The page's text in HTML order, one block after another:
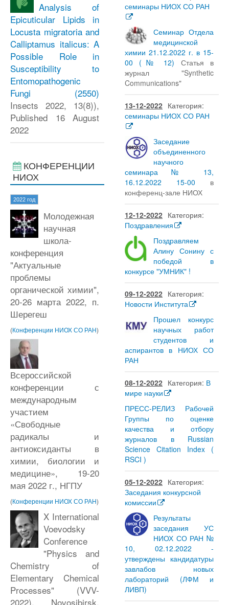
Analysis of
Epicuticular Lipids in
Locusta migratoria and
Calliptamus italicus: A
Possible Role in
Susceptibility to
Entomopathogenic
Fungi (2550)
Insects 2022, 13(8)),
Published 16 August
2022
КОНФЕРЕНЦИИ
НИОХ
2022 год
Молодежная
научная
школа-
конференция
"Актуальные
проблемы
органической химии",
20-26 марта 2022, п.
Шерегеш
(Конференции НИОХ СО РАН)
Всероссийской
конференции с
международным
участием
«Свободные
радикалы и
антиоксиданты в
химии, биологии и
медицине», 19-20
мая 2022 г., НГПУ
(Конференции НИОХ СО РАН)
X International
Voevodsky
Conference
"Physics and
Chemistry of
Elementary Chemical
Processes" (VVV-
2022), Novosibirsk,
семинары НИОХ СО РАН
Семинар Отдела
медицинской
химии 21.12.2022 г. в 15-
00 (№ 12) Статья в
журнал "Synthetic
Communications"
13-12-2022 Категория:
семинары НИОХ СО РАН
Заседание
объединенного
научного
семинара № 13,
16.12.2022 15-00 в
конференц-зале НИОХ
12-12-2022 Категория:
Поздравления
Поздравляем
Алину Сонину с
победой в
конкурсе "УМНИК" !
09-12-2022 Категория:
Новости Института
Прошел конкурс
научных работ
студентов и
аспирантов в НИОХ СО
РАН
08-12-2022 Категория: В
мире науки
ПРЕСС-РЕЛИЗ Рабочей
Группы по оценке
качества и отбору
журналов в Russian
Science Citation Index (
RSCI )
05-12-2022 Категория:
Заседания конкурсной
комиссии
Результаты
заседания УС
НИОХ СО РАН №
10, 02.12.2022 -
утверждены кандидатуры
завлабов новых
лабораторий (ЛФМ и
ЛИВП)